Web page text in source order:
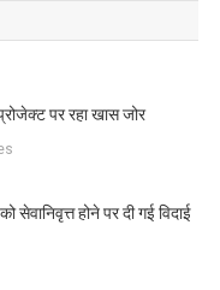
पर रहा खास जोर
सेवानिवृत्त होने पर दी गई विदाई